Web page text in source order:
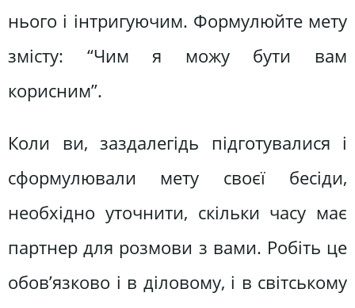
нього і інтригуючим. Формулюйте мету
змісту: “Чим я можу бути вам
корисним”.
Коли ви, заздалегідь підготувалися і
сформулювали мету своєї бесіди,
необхідно уточнити, скільки часу має
партнер для розмови з вами. Робіть це
обов’язково і в діловому, і в світському